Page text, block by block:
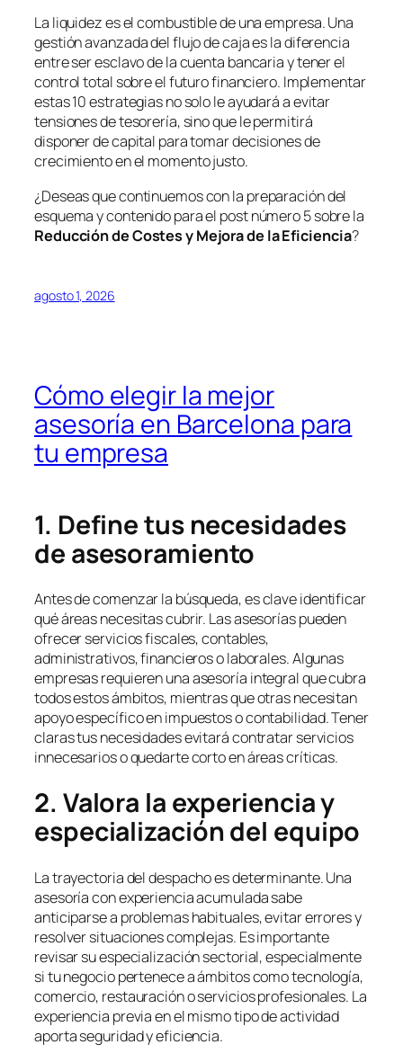
La liquidez es el combustible de una empresa. Una
gestión avanzada del flujo de caja es la diferencia
entre ser esclavo de la cuenta bancaria y tener el
control total sobre el futuro financiero. Implementar
estas 10 estrategias no solo le ayudará a evitar
tensiones de tesorería, sino que le permitirá
disponer de capital para tomar decisiones de
crecimiento en el momento justo.
¿Deseas que continuemos con la preparación del
esquema y contenido para el post número 5 sobre la
Reducción de Costes y Mejora de la Eficiencia?
agosto 1, 2026
Cómo elegir la mejor
asesoría en Barcelona para
tu empresa
1. Define tus necesidades
de asesoramiento
Antes de comenzar la búsqueda, es clave identificar
qué áreas necesitas cubrir. Las asesorías pueden
ofrecer servicios fiscales, contables,
administrativos, financieros o laborales. Algunas
empresas requieren una asesoría integral que cubra
todos estos ámbitos, mientras que otras necesitan
apoyo específico en impuestos o contabilidad. Tener
claras tus necesidades evitará contratar servicios
innecesarios o quedarte corto en áreas críticas.
2. Valora la experiencia y
especialización del equipo
La trayectoria del despacho es determinante. Una
asesoría con experiencia acumulada sabe
anticiparse a problemas habituales, evitar errores y
resolver situaciones complejas. Es importante
revisar su especialización sectorial, especialmente
si tu negocio pertenece a ámbitos como tecnología,
comercio, restauración o servicios profesionales. La
experiencia previa en el mismo tipo de actividad
aporta seguridad y eficiencia.